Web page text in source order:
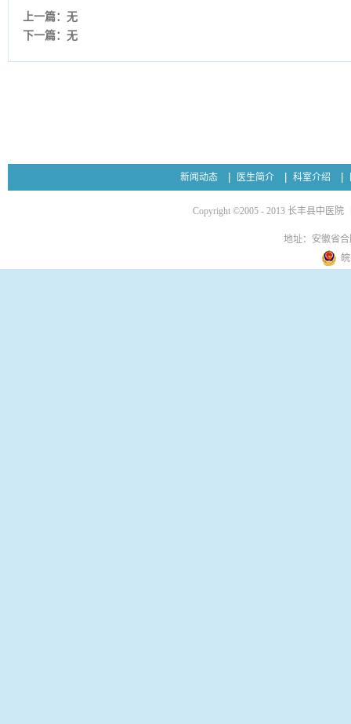
上一篇：无
下一篇：无
新闻动态 医生简介 科室介绍
Copyright ©2005 - 2013 长丰县中医院
地址：安徽省